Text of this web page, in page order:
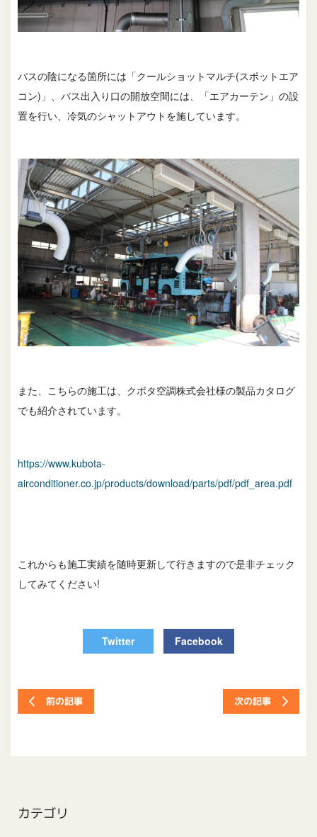
バスの陰になる箇所には「クールショットマルチ(スポットエア
コン)」、バス出入り口の開放空間には、「エアカーテン」の設
置を行い、冷気のシャットアウトを施しています。
また、こちらの施工は、クボタ空調株式会社様の製品カタログ
でも紹介されています。
https://www.kubota-
airconditioner.co.jp/products/download/parts/pdf/pdf_area.pdf
これからも施工実績を随時更新して行きますので是非チェック
してみてください!
Twitter Facebook
前の記事 次の記事
カテゴリ